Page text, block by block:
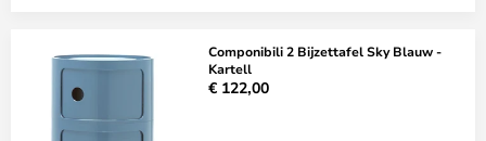
Componibili 2 Bijzettafel Sky Blauw -
Kartell
€ 122,00